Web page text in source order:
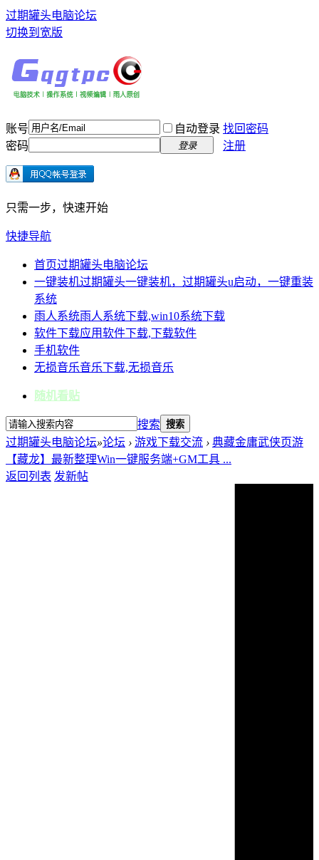
过期罐头电脑论坛
切换到宽版
账号 自动登录 找回密码
密码
登录 注册
只需一步，快速开始
快捷导航
首页过期罐头电脑论坛
一键装机过期罐头一键装机，过期罐头u启动，一键重装
系统
雨人系统雨人系统下载,win10系统下载
软件下载应用软件下载,下载软件
手机软件
无损音乐音乐下载,无损音乐
随机看贴
搜索 搜索
过期罐头电脑论坛»论坛 › 游戏下载交流 › 典藏金庸武侠页游
【藏龙】最新整理Win一键服务端+GM工具 ...
返回列表 发新帖